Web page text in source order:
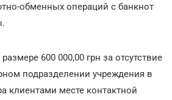
обменных операций с банкнот
600 000,00 грн за отсутствие
подразделении учреждения в
клиентами месте контактной